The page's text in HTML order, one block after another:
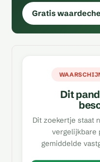
Gratis
Dit
Dit zoekertje staat
vergelijkbare
gemiddelde